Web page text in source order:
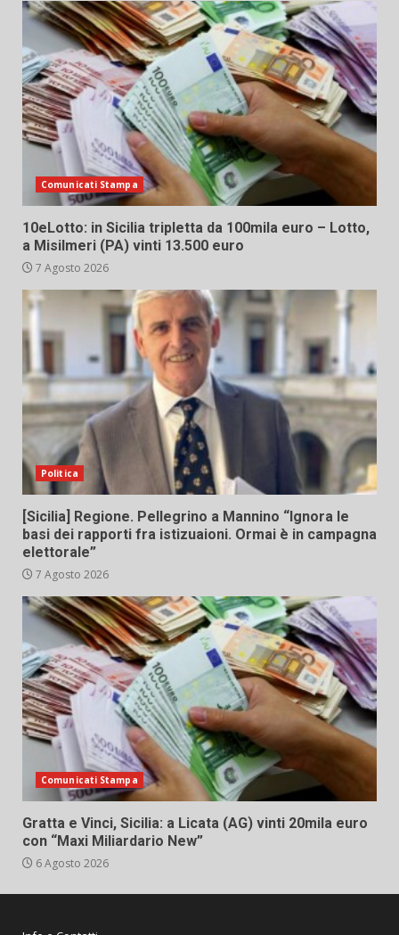
Comunicati Stampa
10eLotto: in Sicilia tripletta da 100mila euro – Lotto,
a Misilmeri (PA) vinti 13.500 euro
7 Agosto 2026
Politica
[Sicilia] Regione. Pellegrino a Mannino “Ignora le
basi dei rapporti fra istizuaioni. Ormai è in campagna
elettorale”
7 Agosto 2026
Comunicati Stampa
Gratta e Vinci, Sicilia: a Licata (AG) vinti 20mila euro
con “Maxi Miliardario New”
6 Agosto 2026